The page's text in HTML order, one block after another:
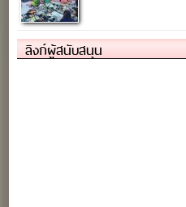
ลิงก์ผู้สนับสนุน